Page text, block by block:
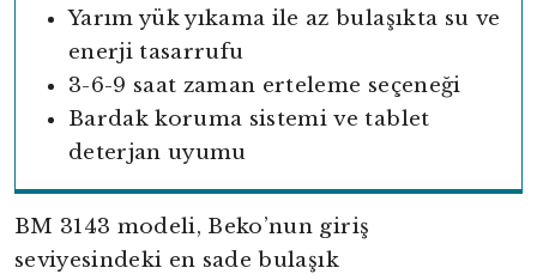
Yarım yük yıkama ile az bulaşıkta su ve
enerji tasarrufu
3-6-9 saat zaman erteleme seçeneği
Bardak koruma sistemi ve tablet
deterjan uyumu
BM 3143 modeli, Beko’nun giriş
seviyesindeki en sade bulaşık